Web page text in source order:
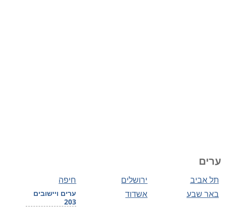
ערים
חיפה ירושלים תל אביב
ערים ויישובים
203
אשדוד באר שבע